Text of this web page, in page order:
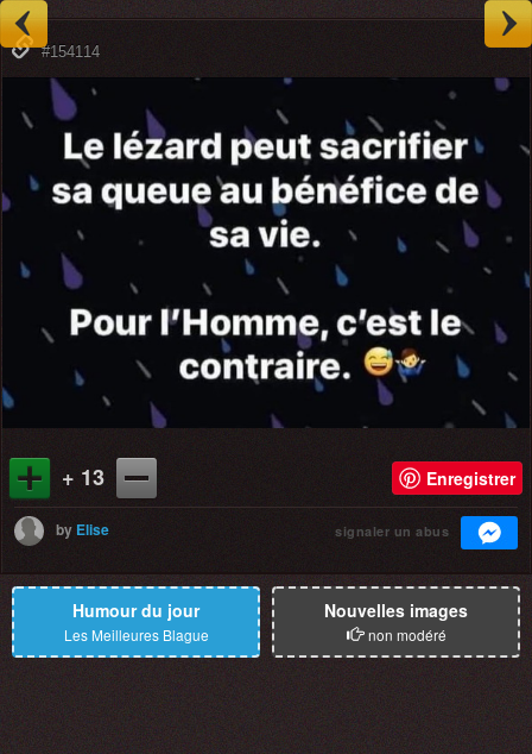
#154114
+ 13 Enregistrer
by Elise signaler un abus
Humour du jour
Les Meilleures Blague
Nouvelles images
non modéré